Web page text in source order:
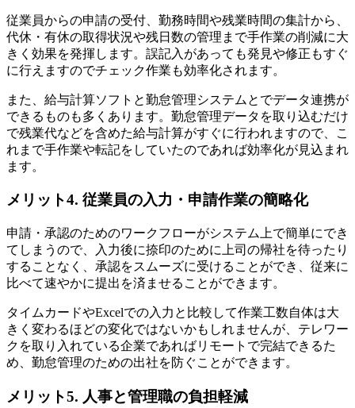
従業員からの申請の受付、勤務時間や残業時間の集計から、
代休・有休の取得状況や残日数の管理まで手作業の削減に大
きく効果を発揮します。誤記入があっても発見や修正もすぐ
に行えますのでチェック作業も効率化されます。
また、給与計算ソフトと勤怠管理システムとでデータ連携が
できるものも多くあります。勤怠管理データを取り込むだけ
で残業代などを含めた給与計算がすぐに行われますので、こ
れまで手作業や転記をしていたのであれば効率化が見込まれ
ます。
メリット4. 従業員の入力・申請作業の簡略化
申請・承認のためのワークフローがシステム上で簡単にでき
てしまうので、入力後に捺印のために上司の帰社を待ったり
することなく、承認をスムーズに受けることができ、従来に
比べて速やかに提出を済ませることができます。
タイムカードやExcelでの入力と比較して作業工数自体は大
きく変わるほどの変化ではないかもしれませんが、テレワー
クを取り入れている企業であればリモートで完結できるた
め、勤怠管理のための出社を防ぐことができます。
メリット5. 人事と管理職の負担軽減